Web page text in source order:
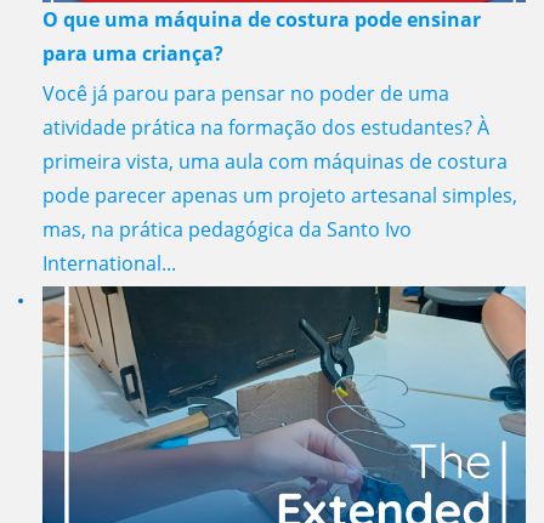
O que uma máquina de costura pode ensinar
para uma criança?
Você já parou para pensar no poder de uma
atividade prática na formação dos estudantes? À
primeira vista, uma aula com máquinas de costura
pode parecer apenas um projeto artesanal simples,
mas, na prática pedagógica da Santo Ivo
International...